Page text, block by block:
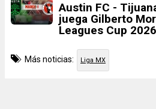
Austin FC -
juega Gilberto
Leagues Cup
Más noticias: Liga MX